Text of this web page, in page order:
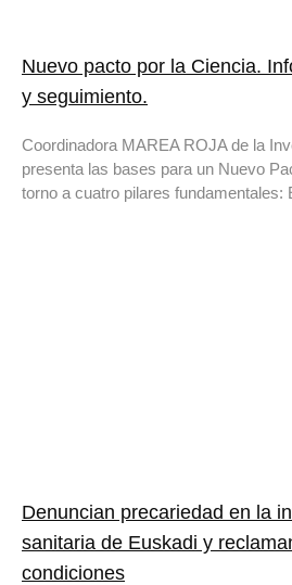
Nuevo pacto por la Ciencia.
y seguimiento.
Coordinadora MAREA ROJA de la
presenta las bases para un Nuevo
torno a cuatro pilares fundamentales:
Denuncian precariedad en la
sanitaria de Euskadi y
condiciones